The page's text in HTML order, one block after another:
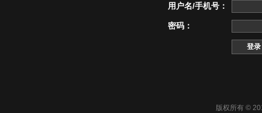
用户名/手机号：
密码：
版权所有 ©